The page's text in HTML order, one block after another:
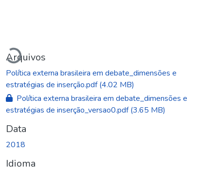
Carregando...
Arquivos
Política externa brasileira em debate_dimensões e
estratégias de inserção.pdf(4.02 MB)
Política externa brasileira em debate_dimensões e
estratégias de inserção_versao0.pdf(3.65 MB)
Data
2018
Idioma